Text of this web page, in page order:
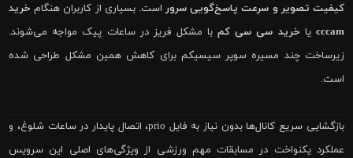
کیفیت تصویر و سرعت پاسخ‌گویی سروراست. بسیاری از کاربران هنگام خرید
cccam یا خرید سی سی کمبا مشکل فریز در ساعات پیک مواجه می‌شوند.
زیرساخت چند مسیره سوپر سیسیکم برای کاهش همین مشکل طراحی شده
است.
بازگشایی سریع کانال‌ها بدون نیاز به فایل prio، اتصال پایدار در ساعات شلوغ، و
عملکرد یکنواخت در مسابقات مهم ورزشی از ویژگی‌های اصلی این سرویس